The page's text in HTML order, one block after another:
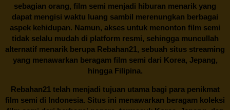
sebagian orang, film semi menjadi hiburan menarik yang
dapat mengisi waktu luang sambil merenungkan berbagai
aspek kehidupan. Namun, akses untuk menonton film semi
tidak selalu mudah di platform resmi, sehingga muncullah
alternatif menarik berupa Rebahan21, sebuah situs streaming
yang menawarkan beragam film semi dari Korea, Jepang,
hingga Filipina.
Rebahan21telah menjadi tujuan utama bagi para penikmat
film semi di Indonesia. Situs ini menawarkan beragam koleksi